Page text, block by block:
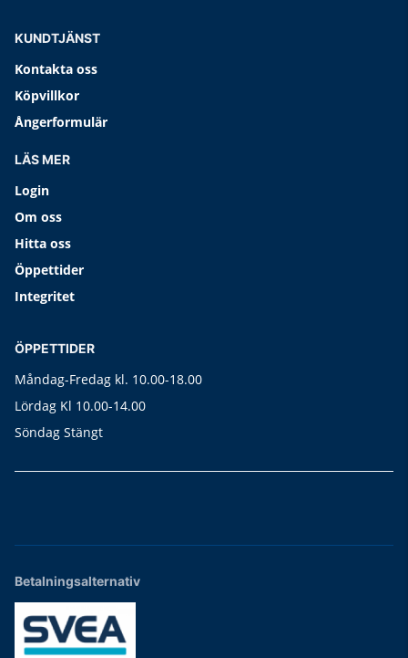
KUNDTJÄNST
Kontakta oss
Köpvillkor
Ångerformulär
LÄS MER
Login
Om oss
Hitta oss
Öppettider
Integritet
ÖPPETTIDER
Måndag-Fredag kl. 10.00-18.00
Lördag Kl 10.00-14.00
Söndag Stängt
Betalningsalternativ